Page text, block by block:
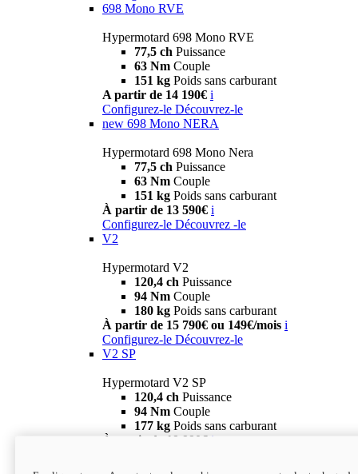
698 Mono RVE
Hypermotard 698 Mono RVE
77,5 ch Puissance
63 Nm Couple
151 kg Poids sans carburant
A partir de 14 190€ i
Configurez-le Découvrez-le
new 698 Mono NERA
Hypermotard 698 Mono Nera
77,5 ch Puissance
63 Nm Couple
151 kg Poids sans carburant
À partir de 13 590€ i
Configurez-le Découvrez -le
V2
Hypermotard V2
120,4 ch Puissance
94 Nm Couple
180 kg Poids sans carburant
À partir de 15 790€ ou 149€/mois i
Configurez-le Découvrez-le
V2 SP
Hypermotard V2 SP
120,4 ch Puissance
94 Nm Couple
177 kg Poids sans carburant
À partir de 19 990€ i
new
V2 SP 100